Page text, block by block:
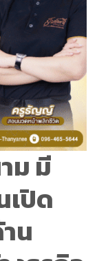
ม มี
เปิด
น